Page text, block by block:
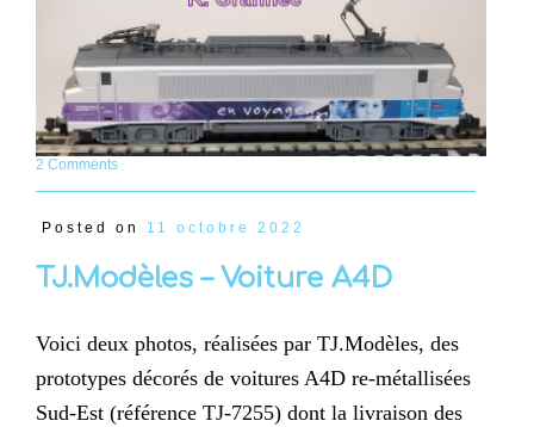
2 Comments
Posted on 11 octobre 2022
TJ.Modèles – Voiture A4D
Voici deux photos, réalisées par TJ.Modèles, des
prototypes décorés de voitures A4D re-métallisées
Sud-Est (référence TJ-7255) dont la livraison des